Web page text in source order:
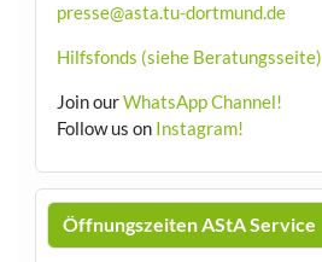
presse@asta.tu-dortmund.de
Hilfsfonds (siehe Beratungsseite)
Join ourWhatsApp Channel!
Follow us on Instagram!
Öffnungszeiten AStA Service